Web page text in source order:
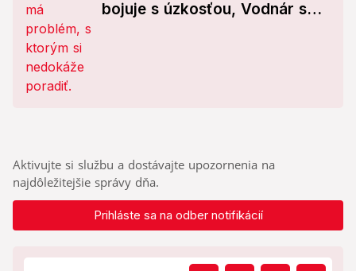
bojuje s úzkosťou, Vodnár so
Aktivujte si službu a dostávajte upozornenia na
najdôležitejšie správy dňa.
Prihláste sa na odber notifikácií